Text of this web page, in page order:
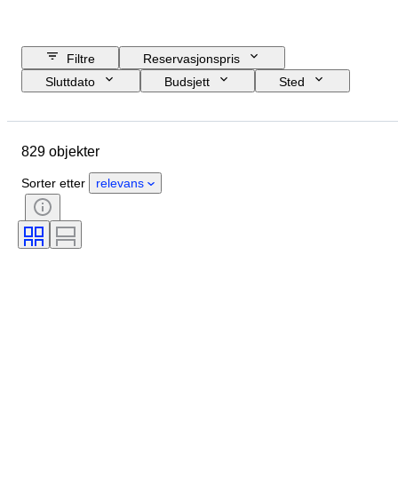
Filtre
Reservasjonspris
Sluttdato
Budsjett
Sted
Kjønn
Klesstørrelse
Produktstørrelse
Tilbehør inkludert
829 objekter
Sorter etter relevans